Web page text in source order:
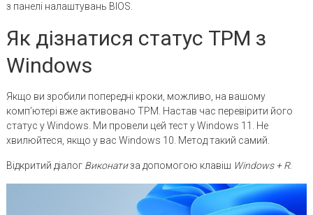
з панелі налаштувань BIOS.
Як дізнатися статус TPM з
Windows
Якщо ви зробили попередні кроки, можливо, на вашому
комп’ютері вже активовано TPM. Настав час перевірити його
статус у Windows. Ми провели цей тест у Windows 11. Не
хвилюйтеся, якщо у вас Windows 10. Метод такий самий.
Відкритий діалог Виконатиза допомогою клавіш Windows + R.